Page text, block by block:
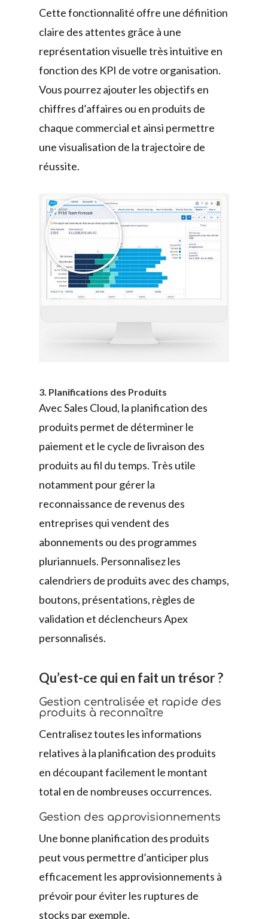
Cette fonctionnalité offre une définition
claire des attentes grâce à une
représentation visuelle très intuitive en
fonction des KPI de votre organisation.
Vous pourrez ajouter les objectifs en
chiffres d’affaires ou en produits de
chaque commercial et ainsi permettre
une visualisation de la trajectoire de
réussite.
3. Planifications des Produits
Avec Sales Cloud, la planification des
produits permet de déterminer le
paiement et le cycle de livraison des
produits au fil du temps. Très utile
notamment pour gérer la
reconnaissance de revenus des
entreprises qui vendent des
abonnements ou des programmes
pluriannuels. Personnalisez les
calendriers de produits avec des champs,
boutons, présentations, règles de
validation et déclencheurs Apex
personnalisés.
Qu’est-ce qui en fait un trésor ?
Gestion centralisée et rapide des
produits à reconnaître
Centralisez toutes les informations
relatives à la planification des produits
en découpant facilement le montant
total en de nombreuses occurrences.
Gestion des approvisionnements
Une bonne planification des produits
peut vous permettre d’anticiper plus
efficacement les approvisionnements à
prévoir pour éviter les ruptures de
stocks par exemple.